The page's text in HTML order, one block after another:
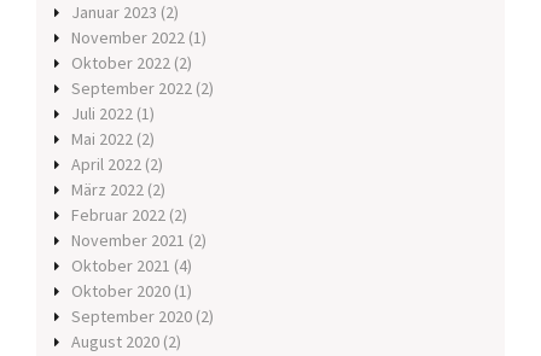
Januar 2023 (2)
November 2022 (1)
Oktober 2022 (2)
September 2022 (2)
Juli 2022 (1)
Mai 2022 (2)
April 2022 (2)
März 2022 (2)
Februar 2022 (2)
November 2021 (2)
Oktober 2021 (4)
Oktober 2020 (1)
September 2020 (2)
August 2020 (2)